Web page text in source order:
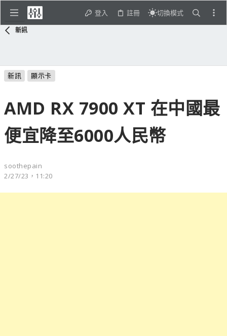
登入 註冊 切換模式
新訊
新訊 顯示卡
AMD RX 7900 XT 在中國最
便宜降至6000人民幣
soothepain
2/27/23，11:20